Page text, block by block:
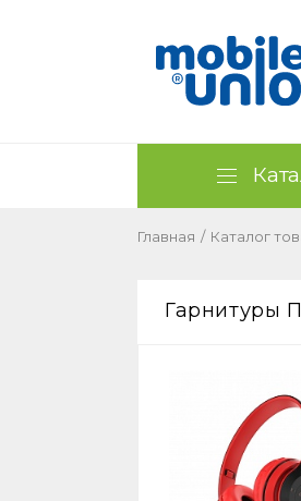
Главная / Каталог
Гарнитуры